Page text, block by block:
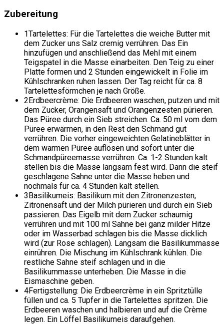
Zubereitung
1Tartelettes: Für die Tartelettes die weiche Butter mit
dem Zucker uns Salz cremig verrühren. Das Ein
hinzufügen und anschließend das Mehl mit einem
Teigspatel in die Masse einarbeiten. Den Teig zu einer
Platte formen und 2 Stunden eingewickelt in Folie im
Kühlschranken ruhen lassen. Der Tag reicht für ca. 8
Tartelettesförmchen je nach Größe.
2Erdbeercrème: Die Erdbeeren waschen, putzen und mit
dem Zucker, Orangensaft und Orangenzesten pürieren.
Das Püree durch ein Sieb streichen. Ca. 50 ml vom dem
Püree erwärmen, in den Rest den Schmand gut
verrühren. Die vorher eingeweichten Gelatineblätter in
dem warmen Püree auflösen und sofort unter die
Schmandpüreemasse verrühren. Ca. 1-2 Stunden kalt
stellen bis die Masse langsam fest wird. Dann die steif
geschlagene Sahne unter die Masse heben und
nochmals für ca. 4 Stunden kalt stellen.
3Basilikumeis: Basilikum mit den Zitronenzesten,
Zitronensaft und der Milch pürieren und durch ein Sieb
passieren. Das Eigelb mit dem Zucker schaumig
verrühren und mit 100 ml Sahne bei ganz milder Hitze
oder im Wasserbad schlagen bis die Masse dicklich
wird (zur Rose schlagen). Langsam die Basilikummasse
einrühren. Die Mischung im Kühlschrank kühlen. Die
restliche Sahne steif schlagen und in die
Basilikummasse unterheben. Die Masse in die
Eismaschine geben.
4Fertigstellung: Die Erdbeercrème in ein Spritztülle
füllen und ca. 5 Tupfer in die Tartelettes spritzen. Die
Erdbeeren waschen und halbieren und auf die Crème
legen. Ein Löffel Basilikumeis daraufgehen.